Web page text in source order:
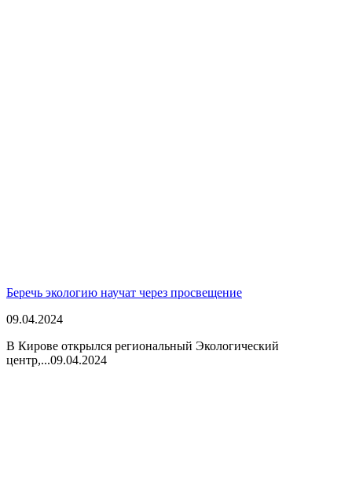
Беречь экологию научат через просвещение
09.04.2024
В Кирове открылся региональный Экологический
центр,...09.04.2024